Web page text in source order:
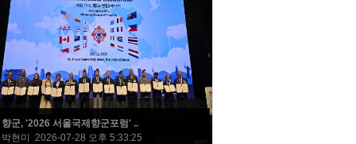
향군, '2026 서울국제향군포럼' ..
박현미 2026-07-28 오후 5:33:25